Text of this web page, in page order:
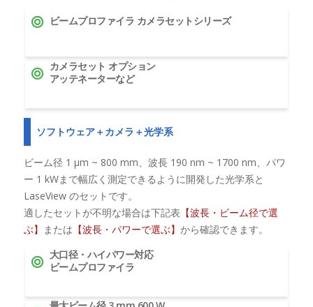
ビームプロファイラ カメラセットシリーズ
カメラセット オプション
アッテネーターなど
ソフトウェア＋カメラ＋光学系
ビーム径 1 μm ~ 800 mm、波長 190 nm ~ 1700 nm、パワ
ー 1 kWまで幅広く測定できるように開発した光学系と
LaseView のセットです。
適したセットが不明な場合は下記表 【波長・ビーム径で選
ぶ】 または 【波長・パワーで選ぶ】 から確認できます。
大口径・ハイパワー対応
ビームプロファイラ